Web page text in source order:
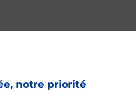
notre priorité
avec médaillon